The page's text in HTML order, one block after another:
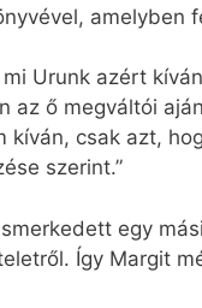
amelyben
Urunk azért
az ő megváltói
kíván, csak azt,
szerint.”
egy
Így Margit